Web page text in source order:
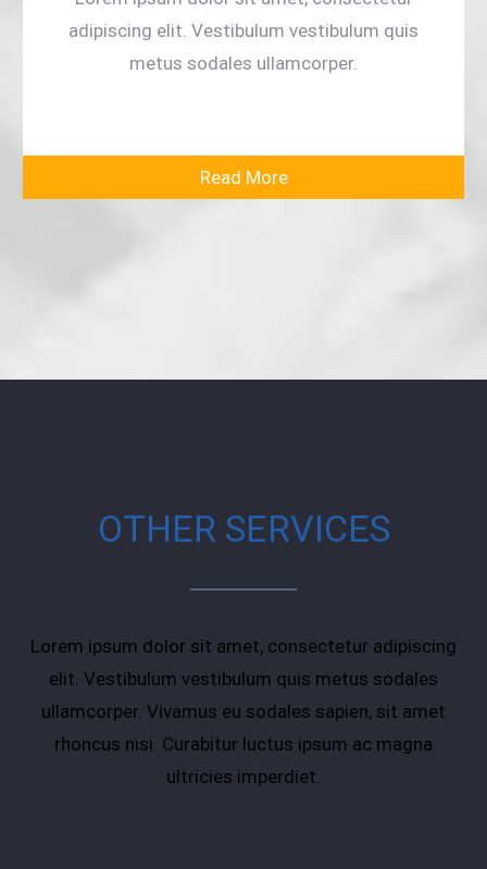
adipiscing elit. Vestibulum vestibulum quis
metus sodales ullamcorper.
Read More
OTHER SERVICES
Lorem ipsum dolor sit amet, consectetur adipiscing
elit. Vestibulum vestibulum quis metus sodales
ullamcorper. Vivamus eu sodales sapien, sit amet
rhoncus nisi. Curabitur luctus ipsum ac magna
ultricies imperdiet.